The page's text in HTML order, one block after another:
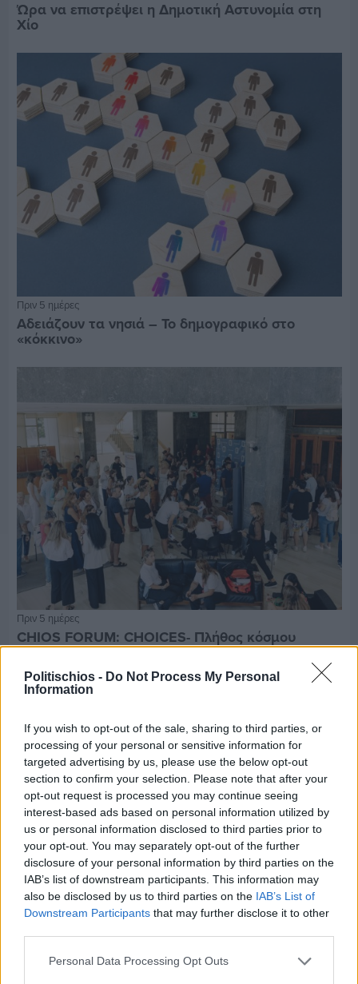
Politischios - Do Not Process My Personal
Information
If you wish to opt-out of the sale, sharing to third parties, or
processing of your personal or sensitive information for
targeted advertising by us, please use the below opt-out
section to confirm your selection. Please note that after your
opt-out request is processed you may continue seeing
interest-based ads based on personal information utilized by
us or personal information disclosed to third parties prior to
your opt-out. You may separately opt-out of the further
disclosure of your personal information by third parties on the
IAB’s list of downstream participants. This information may
also be disclosed by us to third parties on the IAB’s List of
Downstream Participants that may further disclose it to other
Personal Data Processing Opt Outs
Ώρα να επιστρέψει η Δημοτική Αστυνομία στη
Χίο
Πριν 5 ημέρες
Αδειάζουν τα νησιά – Το δημογραφικό στο
«κόκκινο»
Πριν 5 ημέρες
CHIOS FORUM: CHOICES- Πλήθος κόσμου
κατέκλυσε το Ομήρειο για την μεγάλη
διοργάνωση
Οδηγοί Δασικών Υπηρεσιών: Ζητούν ένταξη στο